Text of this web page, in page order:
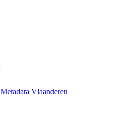
Metadata Vlaanderen